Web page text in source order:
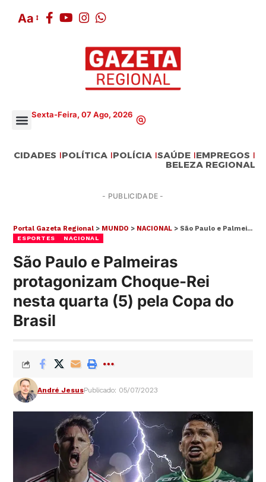
Aa
Sexta-Feira, 07 Ago, 2026
CIDADES POLÍTICA POLÍCIA SAÚDE EMPREGOS
BELEZA REGIONAL
- PUBLICIDADE -
Portal Gazeta Regional > MUNDO > NACIONAL > São Paulo e Palmeiras protagonizam Choque-Rei nesta quarta (5) pela Copa do Brasil
ESPORTES NACIONAL
São Paulo e Palmeiras
protagonizam Choque-Rei
nesta quarta (5) pela Copa do
Brasil
André JesusPublicado: 05/07/2023